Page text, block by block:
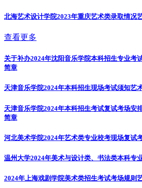
北海艺术设计学院2023年重庆艺术类录取情况
查看更多
关于补办2024年沈阳音乐学院本科招生专业考
简章
天津音乐学院2024年本科招生现场考试须知艺
天津音乐学院2024年本科招生考试复试考场安
简章
河北美术学院2024年艺术类专业校考现场复试
温州大学2024年美术与设计类、书法类本科专
2024年上海戏剧学院美术类招生考试考场规则